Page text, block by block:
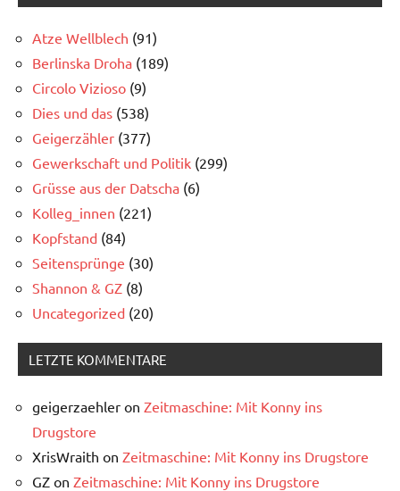
Atze Wellblech (91)
Berlinska Droha (189)
Circolo Vizioso (9)
Dies und das (538)
Geigerzähler (377)
Gewerkschaft und Politik (299)
Grüsse aus der Datscha (6)
Kolleg_innen (221)
Kopfstand (84)
Seitensprünge (30)
Shannon & GZ (8)
Uncategorized (20)
LETZTE KOMMENTARE
geigerzaehler on Zeitmaschine: Mit Konny ins
Drugstore
XrisWraith on Zeitmaschine: Mit Konny ins Drugstore
GZ on Zeitmaschine: Mit Konny ins Drugstore